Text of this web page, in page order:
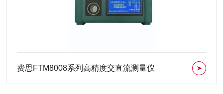
费思FTM8008系列高精度交直流测量仪